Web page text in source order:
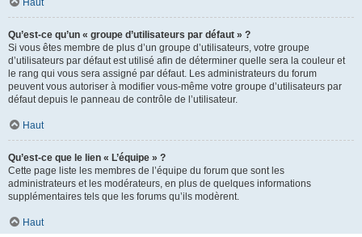
Haut
Qu’est-ce qu’un « groupe d’utilisateurs par défaut » ?
Si vous êtes membre de plus d’un groupe d’utilisateurs, votre groupe
d’utilisateurs par défaut est utilisé afin de déterminer quelle sera la couleur et
le rang qui vous sera assigné par défaut. Les administrateurs du forum
peuvent vous autoriser à modifier vous-même votre groupe d’utilisateurs par
défaut depuis le panneau de contrôle de l’utilisateur.
Haut
Qu’est-ce que le lien « L’équipe » ?
Cette page liste les membres de l’équipe du forum que sont les
administrateurs et les modérateurs, en plus de quelques informations
supplémentaires tels que les forums qu’ils modèrent.
Haut